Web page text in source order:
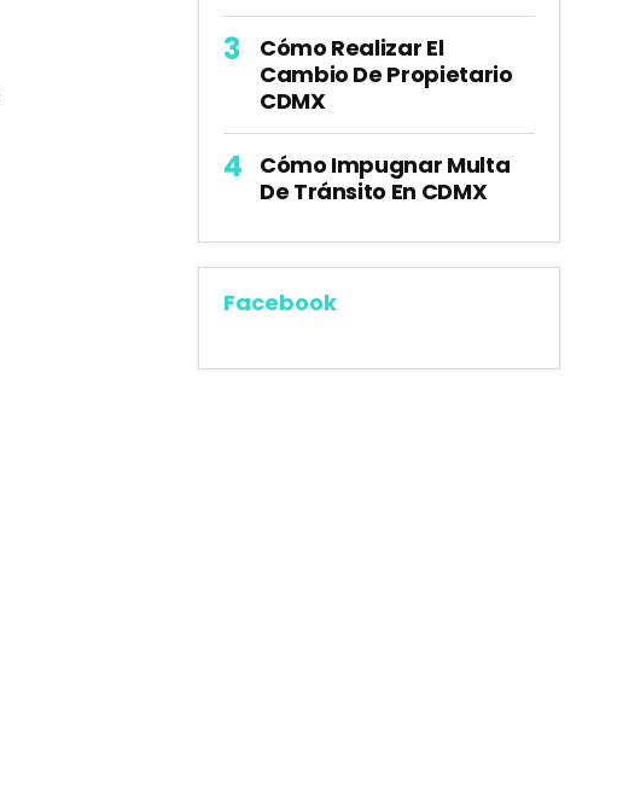
Cómo Realizar El
Cambio De Propietario
CDMX
Cómo Impugnar Multa
De Tránsito En CDMX
Facebook